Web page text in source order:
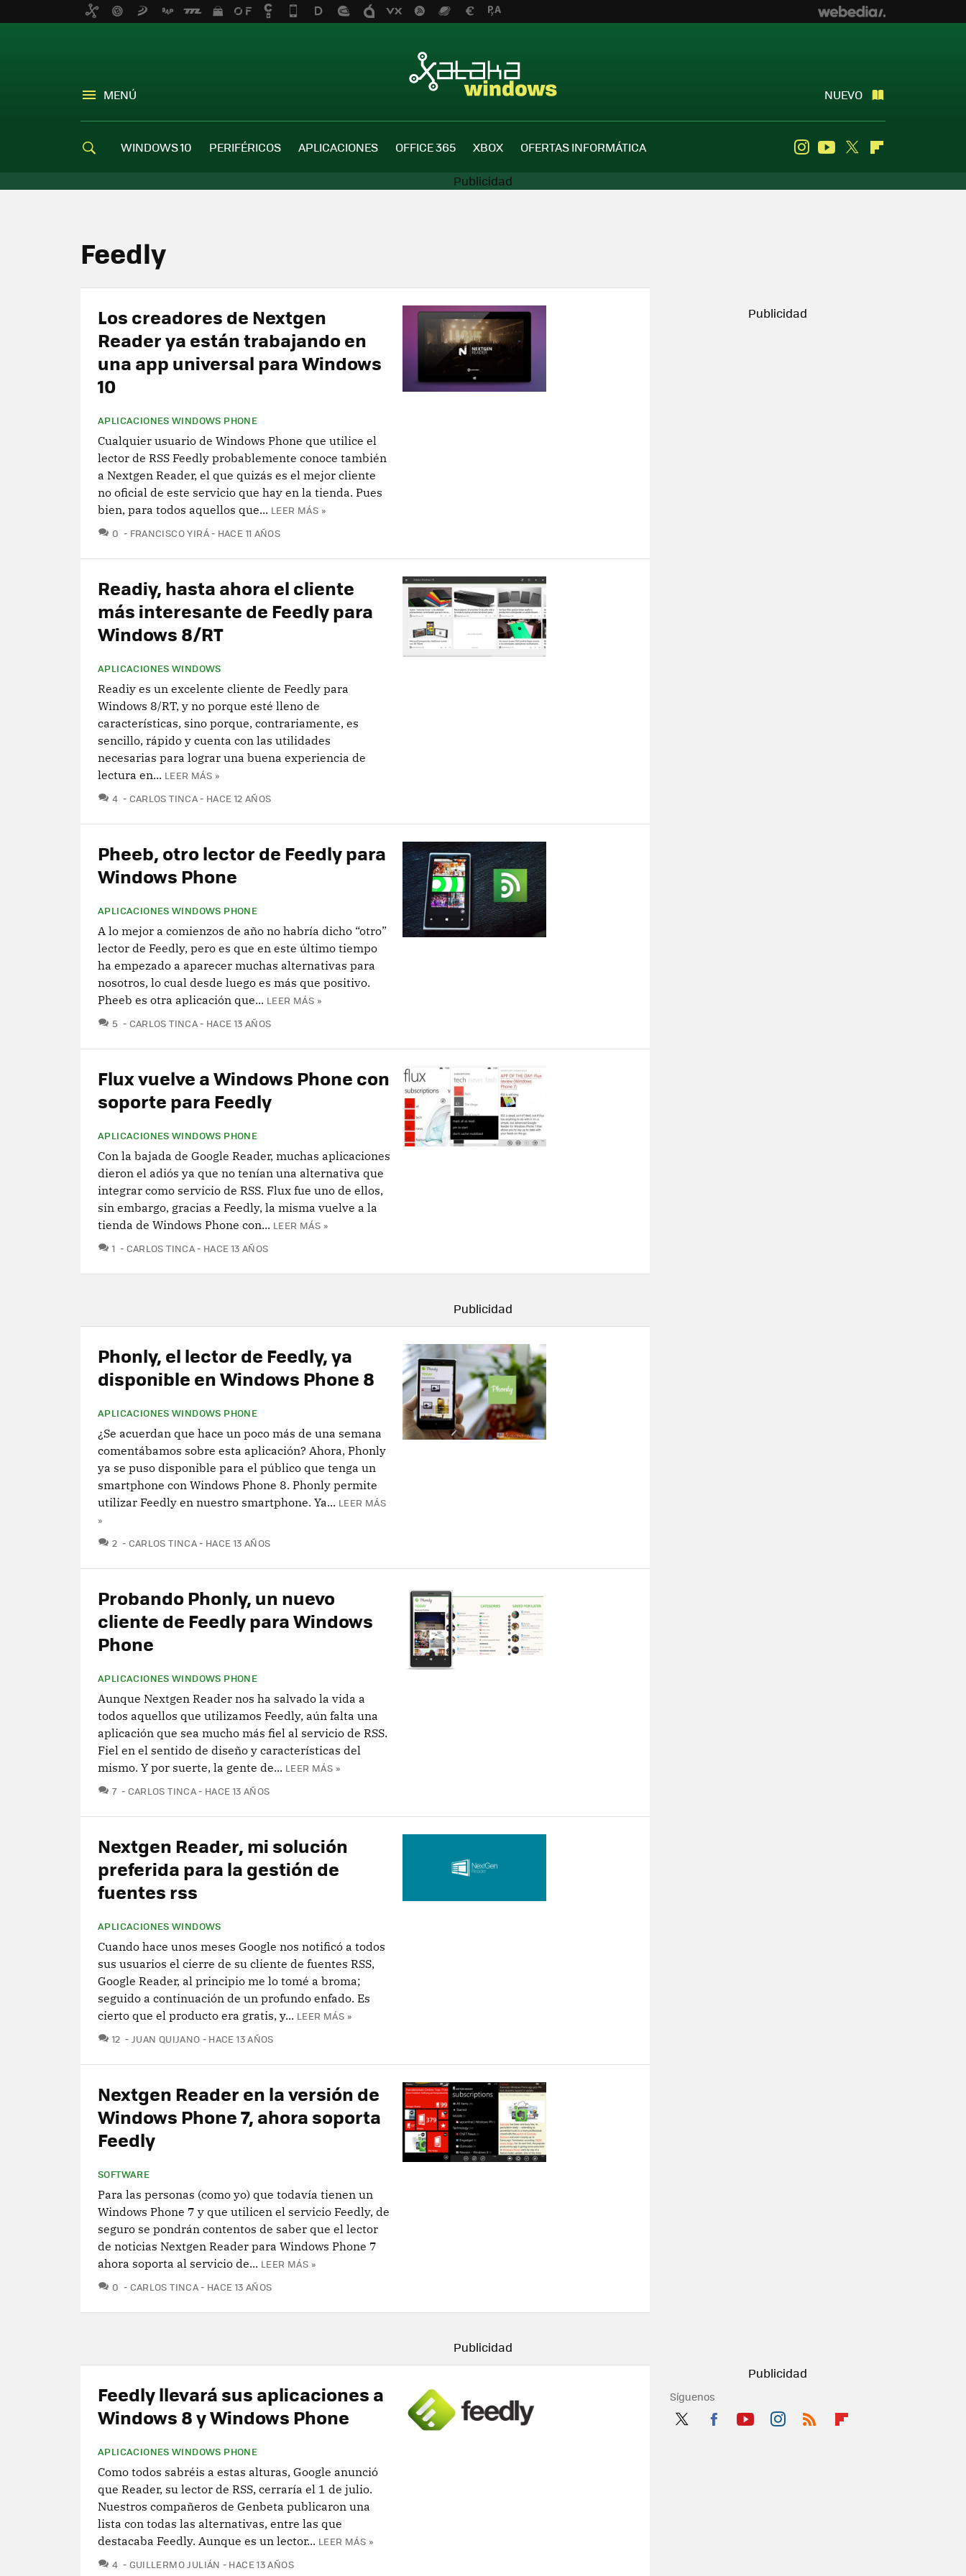
MENÚ NUEVO
WINDOWS 10 PERIFÉRICOS APLICACIONES OFFICE 365 XBOX OFERTAS INFORMÁTICA InstagramYoutube
Twitter
Feedly
Los creadores de Nextgen
Reader ya están trabajando en
una app universal para Windows
10
APLICACIONES WINDOWS PHONE
Cualquier usuario de Windows Phone que utilice el
lector de RSS Feedly probablemente conoce también
a Nextgen Reader, el que quizás es el mejor cliente
no oficial de este servicio que hay en la tienda. Pues
bien, para todos aquellos que... LEER MÁS »
0 COMENTARIOS
FRANCISCO YIRÁ HACE 11 AÑOS
Readiy, hasta ahora el cliente
más interesante de Feedly para
Windows 8/RT
APLICACIONES WINDOWS
Readiy es un excelente cliente de Feedly para
Windows 8/RT, y no porque esté lleno de
características, sino porque, contrariamente, es
sencillo, rápido y cuenta con las utilidades
necesarias para lograr una buena experiencia de
lectura en... LEER MÁS »
4 COMENTARIOS
CARLOS TINCA HACE 12 AÑOS
Pheeb, otro lector de Feedly para
Windows Phone
APLICACIONES WINDOWS PHONE
A lo mejor a comienzos de año no habría dicho “otro”
lector de Feedly, pero es que en este último tiempo
ha empezado a aparecer muchas alternativas para
nosotros, lo cual desde luego es más que positivo.
Pheeb es otra aplicación que... LEER MÁS »
5 COMENTARIOS
CARLOS TINCA HACE 13 AÑOS
Flux vuelve a Windows Phone con
soporte para Feedly
APLICACIONES WINDOWS PHONE
Con la bajada de Google Reader, muchas aplicaciones
dieron el adiós ya que no tenían una alternativa que
integrar como servicio de RSS. Flux fue uno de ellos,
sin embargo, gracias a Feedly, la misma vuelve a la
tienda de Windows Phone con... LEER MÁS »
1 COMENTARIOS
CARLOS TINCA HACE 13 AÑOS
Phonly, el lector de Feedly, ya
disponible en Windows Phone 8
APLICACIONES WINDOWS PHONE
¿Se acuerdan que hace un poco más de una semana
comentábamos sobre esta aplicación? Ahora, Phonly
ya se puso disponible para el público que tenga un
smartphone con Windows Phone 8. Phonly permite
utilizar Feedly en nuestro smartphone. Ya... LEER MÁS
»
2 COMENTARIOS
CARLOS TINCA HACE 13 AÑOS
Probando Phonly, un nuevo
cliente de Feedly para Windows
Phone
APLICACIONES WINDOWS PHONE
Aunque Nextgen Reader nos ha salvado la vida a
todos aquellos que utilizamos Feedly, aún falta una
aplicación que sea mucho más fiel al servicio de RSS.
Fiel en el sentido de diseño y características del
mismo. Y por suerte, la gente de... LEER MÁS »
7 COMENTARIOS
CARLOS TINCA HACE 13 AÑOS
Nextgen Reader, mi solución
preferida para la gestión de
fuentes rss
APLICACIONES WINDOWS
Cuando hace unos meses Google nos notificó a todos
sus usuarios el cierre de su cliente de fuentes RSS,
Google Reader, al principio me lo tomé a broma;
seguido a continuación de un profundo enfado. Es
cierto que el producto era gratis, y... LEER MÁS »
12 COMENTARIOS
JUAN QUIJANO HACE 13 AÑOS
Nextgen Reader en la versión de
Windows Phone 7, ahora soporta
Feedly
SOFTWARE
Para las personas (como yo) que todavía tienen un
Windows Phone 7 y que utilicen el servicio Feedly, de
seguro se pondrán contentos de saber que el lector
de noticias Nextgen Reader para Windows Phone 7
ahora soporta al servicio de... LEER MÁS »
0 COMENTARIOS
CARLOS TINCA HACE 13 AÑOS
Síguenos
Feedly llevará sus aplicaciones a
Windows 8 y Windows Phone
APLICACIONES WINDOWS PHONE
Como todos sabréis a estas alturas, Google anunció
que Reader, su lector de RSS, cerraría el 1 de julio.
Nuestros compañeros de Genbeta publicaron una
lista con todas las alternativas, entre las que
destacaba Feedly. Aunque es un lector... LEER MÁS »
4 COMENTARIOS
GUILLERMO JULIÁN HACE 13 AÑOS